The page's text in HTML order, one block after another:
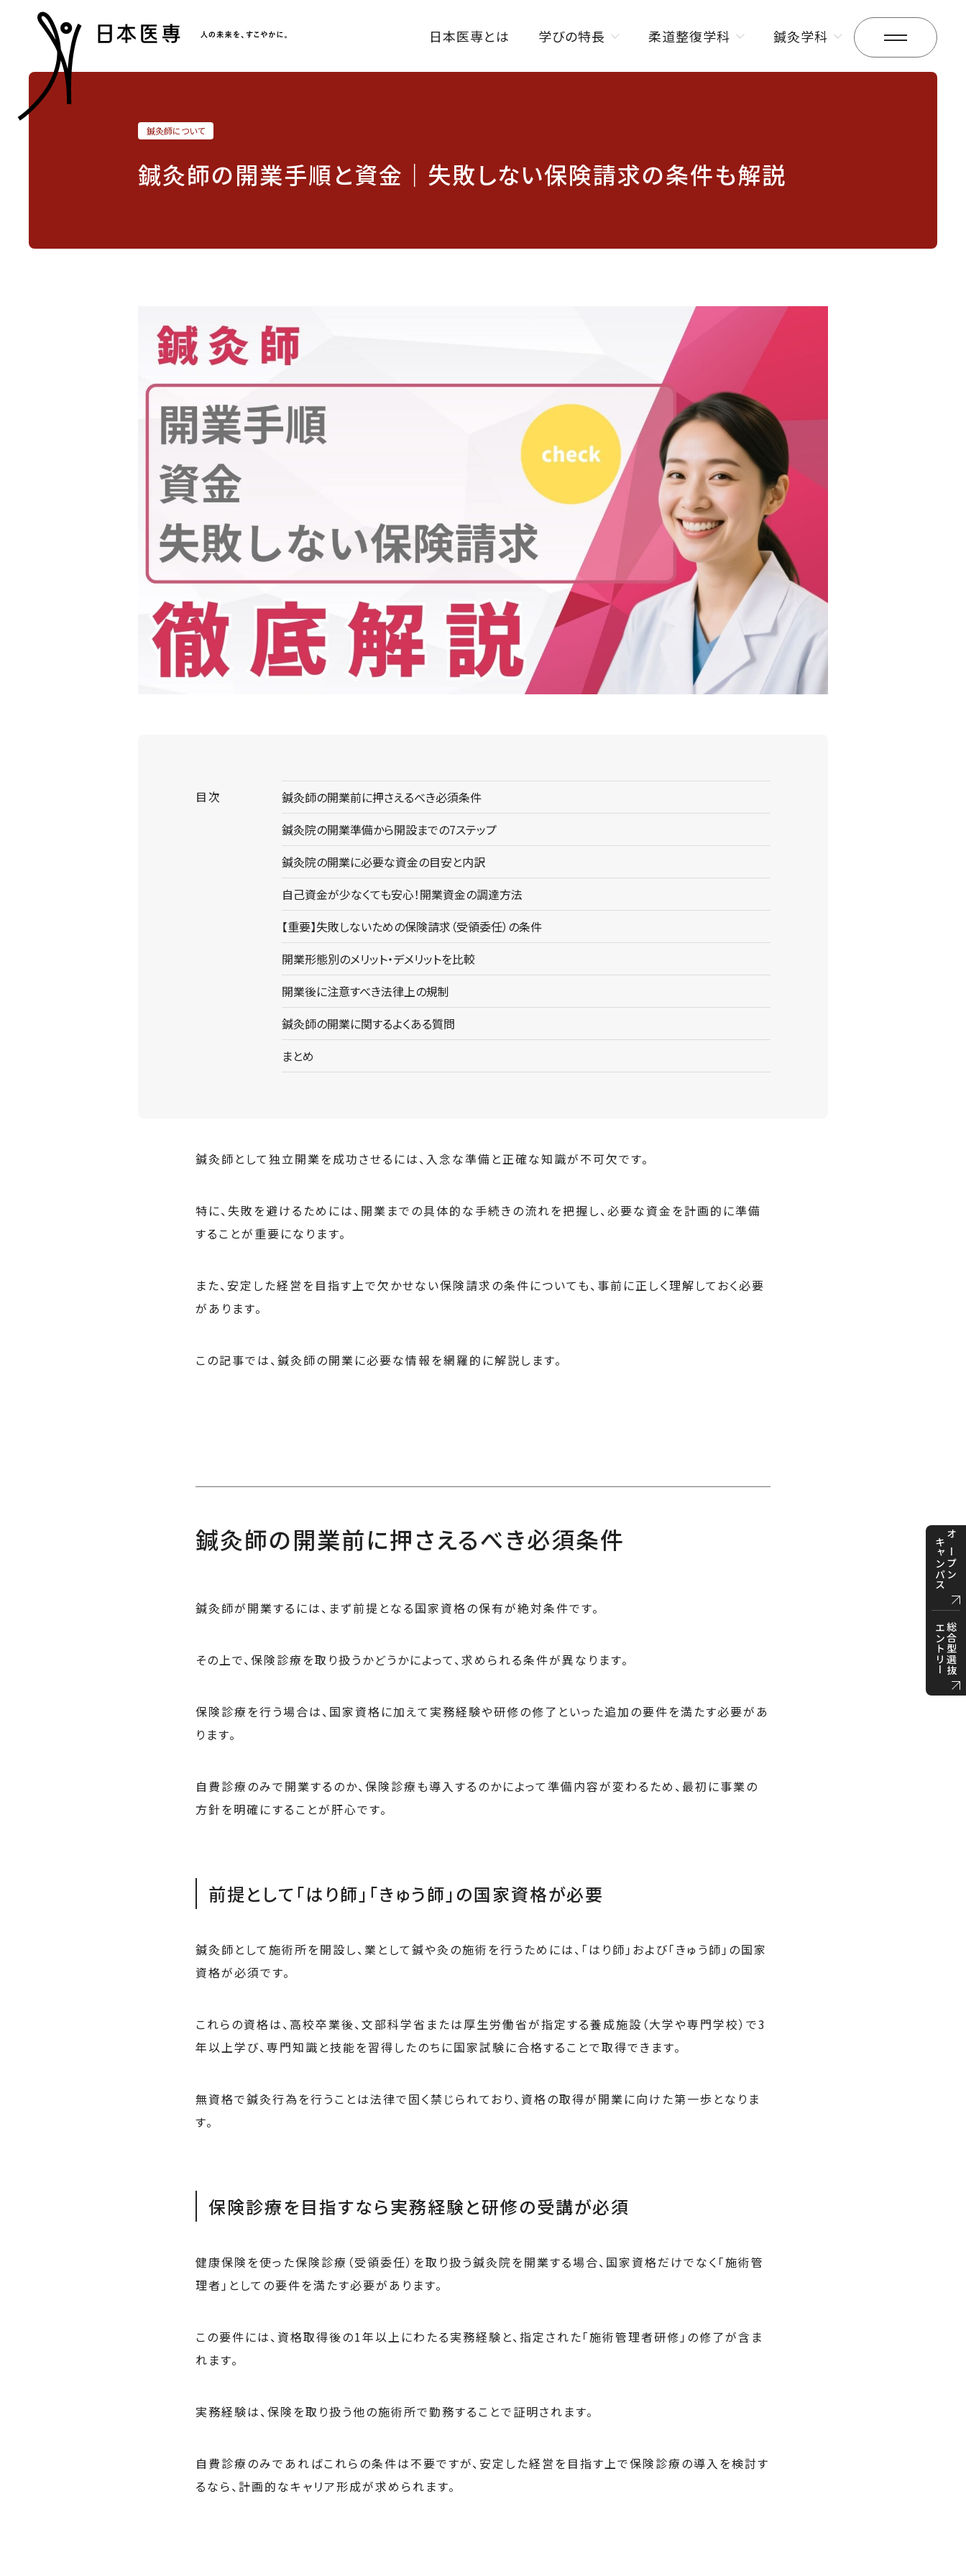
日本医専とは 学びの特長
ISENカラダラボ
柔道整復学科 鍼灸学科
鍼灸師について
鍼灸師の開業手順と資金｜失敗しない保険請求の条件も解説
鍼灸師の開業前に押さえるべき必須条件
鍼灸院の開業準備から開設までの7ステップ
鍼灸院の開業に必要な資金の目安と内訳
自己資金が少なくても安心！開業資金の調達方法
【重要】失敗しないための保険請求（受領委任）の条件
開業形態別のメリット・デメリットを比較
開業後に注意すべき法律上の規制
鍼灸師の開業に関するよくある質問
まとめ
鍼灸師として独立開業を成功させるには、入念な準備と正確な知識が不可欠です。
特に、失敗を避けるためには、開業までの具体的な手続きの流れを把握し、必要な資金を計画的に準備
することが重要になります。
また、安定した経営を目指す上で欠かせない保険請求の条件についても、事前に正しく理解しておく必要
があります。
この記事では、鍼灸師の開業に必要な情報を網羅的に解説します。
鍼灸師の開業前に押さえるべき必須条件
鍼灸師が開業するには、まず前提となる国家資格の保有が絶対条件です。
その上で、保険診療を取り扱うかどうかによって、求められる条件が異なります。
保険診療を行う場合は、国家資格に加えて実務経験や研修の修了といった追加の要件を満たす必要があ
ります。
自費診療のみで開業するのか、保険診療も導入するのかによって準備内容が変わるため、最初に事業の
方針を明確にすることが肝心です。
前提として「はり師」「きゅう師」の国家資格が必要
鍼灸師として施術所を開設し、業として鍼や灸の施術を行うためには、「はり師」および「きゅう師」の国家
資格が必須です。
これらの資格は、高校卒業後、文部科学省または厚生労働省が指定する養成施設（大学や専門学校）で3
年以上学び、専門知識と技能を習得したのちに国家試験に合格することで取得できます。
無資格で鍼灸行為を行うことは法律で固く禁じられており、資格の取得が開業に向けた第一歩となりま
す。
保険診療を目指すなら実務経験と研修の受講が必須
健康保険を使った保険診療（受領委任）を取り扱う鍼灸院を開業する場合、国家資格だけでなく「施術管
理者」としての要件を満たす必要があります。
この要件には、資格取得後の1年以上にわたる実務経験と、指定された「施術管理者研修」の修了が含ま
れます。
実務経験は、保険を取り扱う他の施術所で勤務することで証明されます。
自費診療のみであればこれらの条件は不要ですが、安定した経営を目指す上で保険診療の導入を検討す
るなら、計画的なキャリア形成が求められます。
オープン
キャンパス
総合型選抜
エントリー